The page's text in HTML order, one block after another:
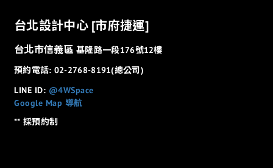
台北設計中心 [市府捷運]
台北市信義區基隆路一段176號12樓
預約電話: 02-2768-8191(總公司)
LINE ID: @4WSpace
Google Map 導航
** 採預約制